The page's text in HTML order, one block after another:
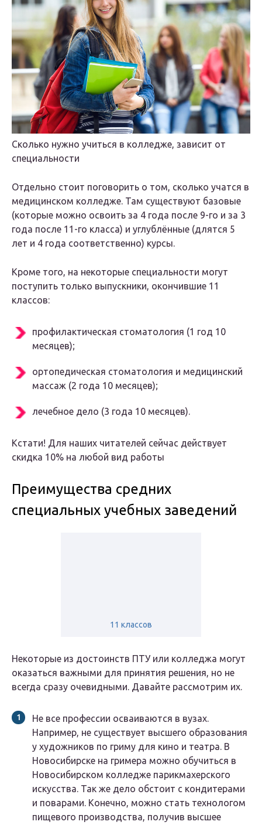
Сколько нужно учиться в колледже, зависит от
специальности
Отдельно стоит поговорить о том, сколько учатся в
медицинском колледже. Там существуют базовые
(которые можно освоить за 4 года после 9-го и за 3
года после 11-го класса) и углублённые (длятся 5
лет и 4 года соответственно) курсы.
Кроме того, на некоторые специальности могут
поступить только выпускники, окончившие 11
классов:
профилактическая стоматология (1 год 10
месяцев);
ортопедическая стоматология и медицинский
массаж (2 года 10 месяцев);
лечебное дело (3 года 10 месяцев).
Кстати! Для наших читателей сейчас действует
скидка 10% на любой вид работы
Преимущества средних
специальных учебных заведений
11 классов
Некоторые из достоинств ПТУ или колледжа могут
оказаться важными для принятия решения, но не
всегда сразу очевидными. Давайте рассмотрим их.
Не все профессии осваиваются в вузах.
Например, не существует высшего образования
у художников по гриму для кино и театра. В
Новосибирске на гримера можно обучиться в
Новосибирском колледже парикмахерского
искусства. Так же дело обстоит с кондитерами
и поварами. Конечно, можно стать технологом
пищевого производства, получив высшее